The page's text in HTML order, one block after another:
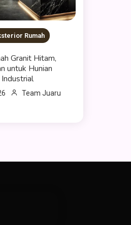
Rumah
Granit Hitam,
untuk Hunian
Team Juaru